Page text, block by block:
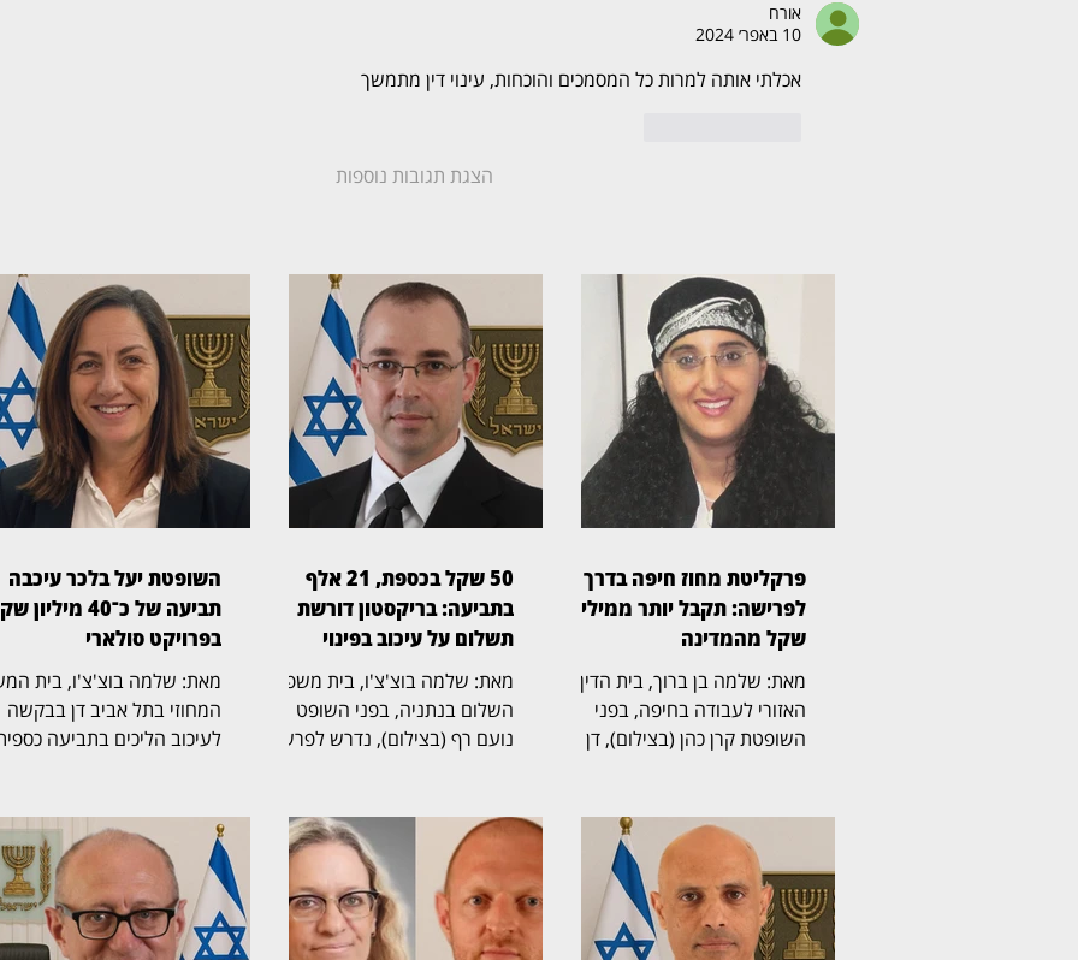
אורח
10 באפר׳ 2024
אכלתי אותה למרות כל המסמכים והוכחות, עינוי דין מתמשך
הצגת תגובות נוספות
פרקליטת מחוז חיפה בדרך
לפרישה: תקבל יותר ממיליון
שקל מהמדינה
מאת: שלמה בן ברוך, בית הדין
האזורי לעבודה בחיפה, בפני
השופטת קרן כהן (בצילום), דן
התפקידים הבכירים בפרקליטות
המדינה, ובמחלוקת על תנאי
הפרישה, השכר והזכויות
הפנסיוניות עם סיום כהונתה.
ההליך הסתיים בהסכמות בין
50 שקל בכספת, 21 אלף
בתביעה: בריקסטון דורשת
תשלום על עיכוב בפינוי
מאת: שלמה בוצ'צ'ו, בית משפט
השלום בנתניה, בפני השופט
נועם רף (בצילום), נדרש לפרשה
שטר בודד של 50 שקל,
והתגלגלה לשני הליכים משפטיים
נפרדים. בריקסטון כספות פעלה
תחילה לפינוי הכספת, ובהמשך
הגישה תביעה כספית בדרישה
השופטת יעל בלכר עיכבה
תביעה של כ־40 מיליון
בפרויקט סולארי
מאת: שלמה בוצ'צ'ו, בית
המחוזי בתל אביב דן בבקשה
לעיכוב הליכים בתביעה
נווה אור שיא אנרגיה סולארי
שותפות מוגבלת ושיא נרגיה
2020 בע"מ. בפני השופטת
בלכר (בצילום) נדונה הבקשה
לעיכוב ההליכים. במוקד